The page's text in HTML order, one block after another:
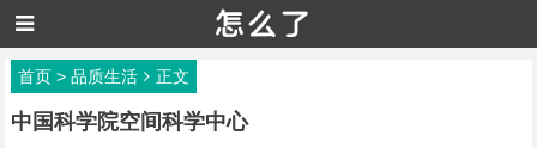
首页> 品质生活 正文
中国科学院空间科学中心